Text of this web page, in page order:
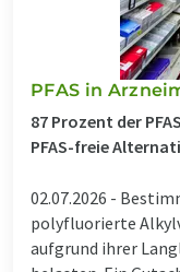
PFAS in
87 Prozent der
PFAS-freie
02.07.2026 -
polyfluorierte
aufgrund ihrer